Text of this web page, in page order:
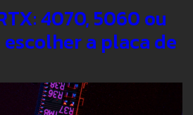
4070, 5060 ou
a placa de